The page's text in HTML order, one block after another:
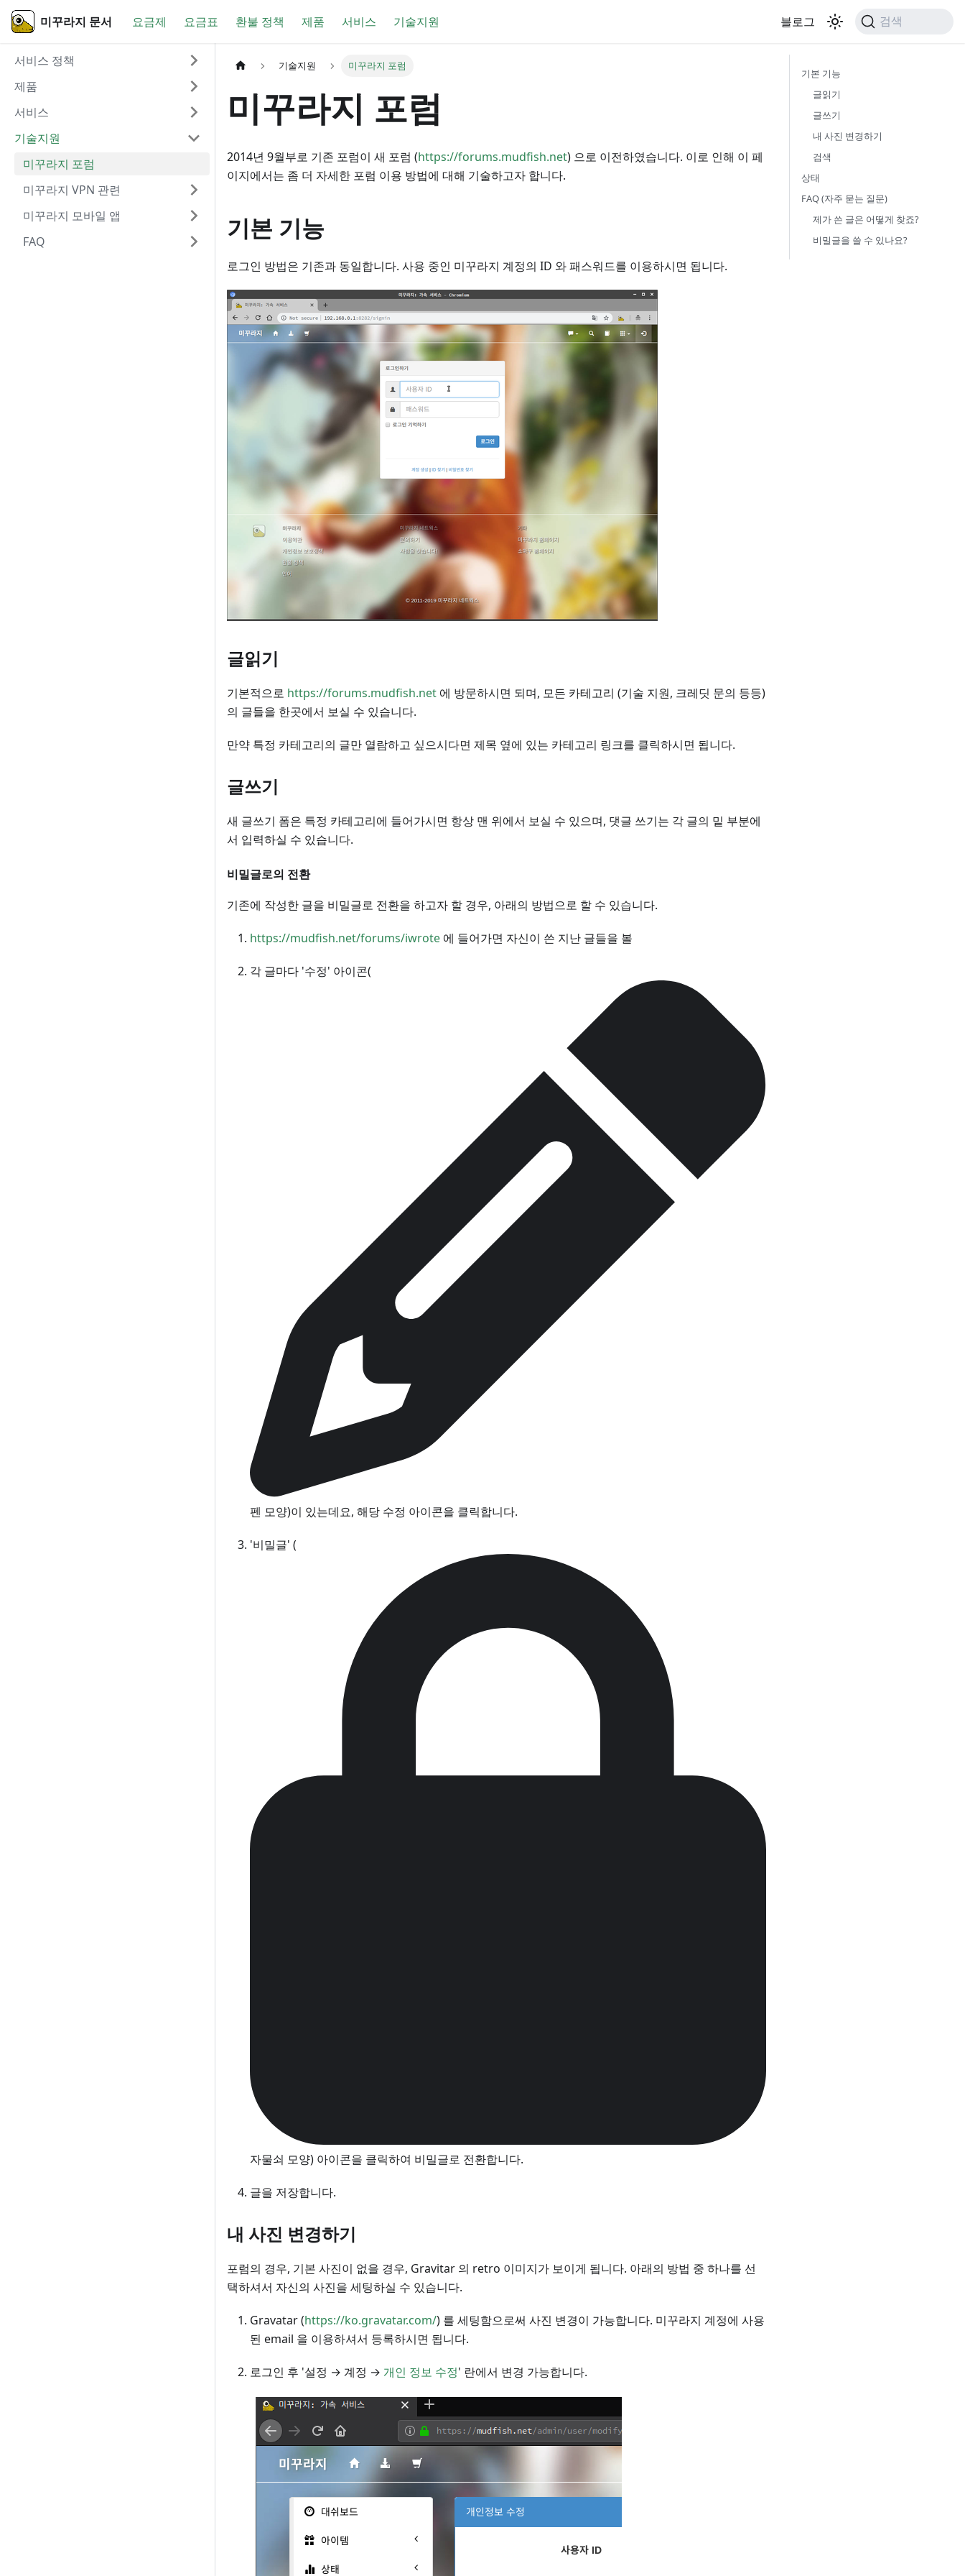
미꾸라지 문서 요금제 요금표 환불 정책 제품 서비스 기술지원 블로그 검색
서비스 정책
제품
서비스
기술지원
미꾸라지 포럼
미꾸라지 VPN 관련
미꾸라지 모바일 앱
FAQ
기술지원 미꾸라지 포럼
미꾸라지 포럼
2014년 9월부로 기존 포럼이 새 포럼 (https://forums.mudfish.net) 으로 이전하였습니다. 이로 인해 이 페
이지에서는 좀 더 자세한 포럼 이용 방법에 대해 기술하고자 합니다.
기본 기능
로그인 방법은 기존과 동일합니다. 사용 중인 미꾸라지 계정의 ID 와 패스워드를 이용하시면 됩니다.
글읽기
기본적으로 https://forums.mudfish.net 에 방문하시면 되며, 모든 카테고리 (기술 지원, 크레딧 문의 등등)
의 글들을 한곳에서 보실 수 있습니다.
만약 특정 카테고리의 글만 열람하고 싶으시다면 제목 옆에 있는 카테고리 링크를 클릭하시면 됩니다.
글쓰기
새 글쓰기 폼은 특정 카테고리에 들어가시면 항상 맨 위에서 보실 수 있으며, 댓글 쓰기는 각 글의 밑 부분에
서 입력하실 수 있습니다.
비밀글로의 전환
기존에 작성한 글을 비밀글로 전환을 하고자 할 경우, 아래의 방법으로 할 수 있습니다.
https://mudfish.net/forums/iwrote 에 들어가면 자신이 쓴 지난 글들을 볼
각 글마다 '수정' 아이콘(
펜 모양)이 있는데요, 해당 수정 아이콘을 클릭합니다.
'비밀글' (
자물쇠 모양) 아이콘을 클릭하여 비밀글로 전환합니다.
글을 저장합니다.
내 사진 변경하기
포럼의 경우, 기본 사진이 없을 경우, Gravitar 의 retro 이미지가 보이게 됩니다. 아래의 방법 중 하나를 선
택하셔서 자신의 사진을 세팅하실 수 있습니다.
Gravatar (https://ko.gravatar.com/) 를 세팅함으로써 사진 변경이 가능합니다. 미꾸라지 계정에 사용
된 email 을 이용하셔서 등록하시면 됩니다.
로그인 후 '설정 → 계정 → 개인 정보 수정' 란에서 변경 가능합니다.
기본 기능
글읽기
글쓰기
내 사진 변경하기
검색
상태
FAQ (자주 묻는 질문)
제가 쓴 글은 어떻게 찾죠?
비밀글을 쓸 수 있나요?